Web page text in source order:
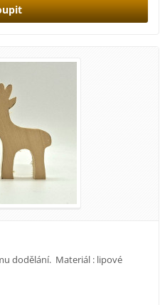
dodělání. Materiál : lipové